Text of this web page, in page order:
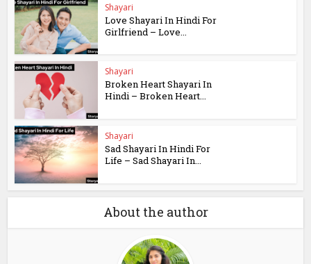
Shayari
Love Shayari In Hindi For
Girlfriend – Love...
Shayari
Broken Heart Shayari In
Hindi – Broken Heart...
Shayari
Sad Shayari In Hindi For
Life – Sad Shayari In...
About the author